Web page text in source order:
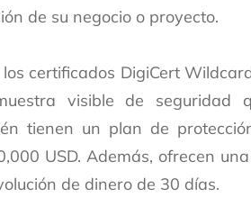
de su negocio o proyecto.
los certificados DigiCert
visible de seguridad
tienen un plan de
USD. Además, ofrecen
de dinero de 30 días.